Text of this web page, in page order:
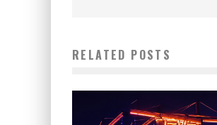
RELATED POSTS